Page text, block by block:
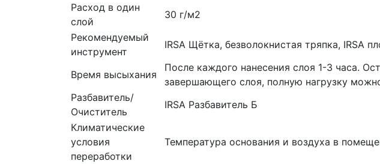
Расход в один
слой
30 г/м2
Рекомендуемый
инструмент
IRSA Щётка, безволокнистая тряпка, IRSA
Время высыхания
После каждого нанесения слоя 1-3 часа.
завершающего слоя, полную нагрузку
Разбавитель/
Очиститель
IRSA Разбавитель Б
Климатические
условия
переработки
Температура основания и воздуха в